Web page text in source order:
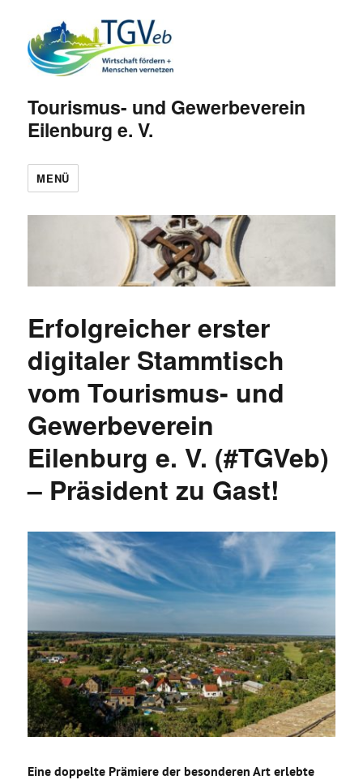
Tourismus- und Gewerbeverein
Eilenburg e. V.
MENÜ
Erfolgreicher erster
digitaler Stammtisch
vom Tourismus- und
Gewerbeverein
Eilenburg e. V. (#TGVeb)
– Präsident zu Gast!
Eine doppelte Prämiere der besonderen Art erlebte